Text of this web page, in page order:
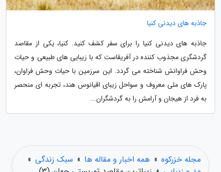
جاذبه های دیدنی کنیا
جاذبه های دیدنی کنیا را برای سفر کشف کنید. کنیا، یکی از مقاصد
گردشگری مجذوب کننده در آفریقاست که با زیبایی های طبیعی و حیات
وحش فراوانش شناخته می گردد. این سرزمین با حیات وحش فراوان،
پارک های ملی معروف و سواحل زیبای اقیانوس هند، تجربه ای منحصر
به فرد از هیجان و آرامش را به گردشگران...
مجله خزرکوه » همه اخبار و مقاله ها » سبک زندگی »